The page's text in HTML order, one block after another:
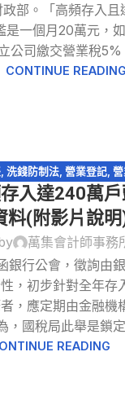
部。「高頻存入
是一個月20萬元，
公司繳交營業稅5%
CONTINUE READING
, 洗錢防制法, 營業登記,
物 ,跨境電商 ,電子商務,
入達240萬
料(附影片說明
萬集會計師事務
銀行公會，徵詢由
，初步針對全年
，應定期由金融機
，國稅局此舉是鎖
READING